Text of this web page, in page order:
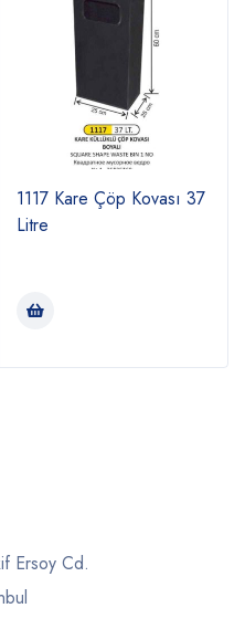
1117 Kare Çöp Kovası 37
Litre
Ersoy Cd.